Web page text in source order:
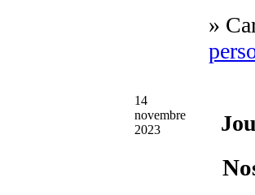
»
14
novembre
2023